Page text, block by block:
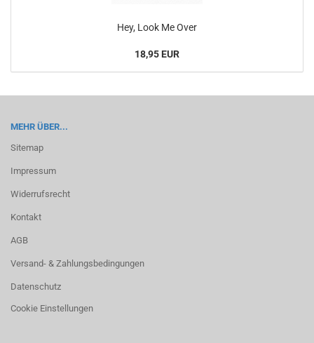
Hey, Look Me Over
18,95 EUR
MEHR ÜBER...
Sitemap
Impressum
Widerrufsrecht
Kontakt
AGB
Versand- & Zahlungsbedingungen
Datenschutz
Cookie Einstellungen